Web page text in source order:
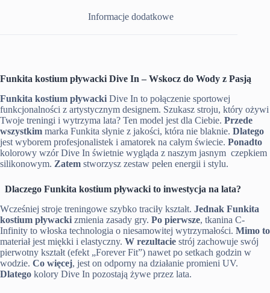
Informacje dodatkowe
Funkita kostium pływacki Dive In – Wskocz do Wody z Pasją
Funkita kostium pływacki Dive In to połączenie sportowej
funkcjonalności z artystycznym designem. Szukasz stroju, który ożywi
Twoje treningi i wytrzyma lata? Ten model jest dla Ciebie. Przede
wszystkim marka Funkita słynie z jakości, która nie blaknie. Dlatego
jest wyborem profesjonalistek i amatorek na całym świecie. Ponadto
kolorowy wzór Dive In świetnie wygląda z naszym jasnym czepkiem
silikonowym. Zatem stworzysz zestaw pełen energii i stylu.
Dlaczego Funkita kostium pływacki to inwestycja na lata?
Wcześniej stroje treningowe szybko traciły kształt. Jednak Funkita
kostium pływacki zmienia zasady gry. Po pierwsze, tkanina C-
Infinity to włoska technologia o niesamowitej wytrzymałości. Mimo to
materiał jest miękki i elastyczny. W rezultacie strój zachowuje swój
pierwotny kształt (efekt „Forever Fit”) nawet po setkach godzin w
wodzie. Co więcej, jest on odporny na działanie promieni UV.
Dlatego kolory Dive In pozostają żywe przez lata.